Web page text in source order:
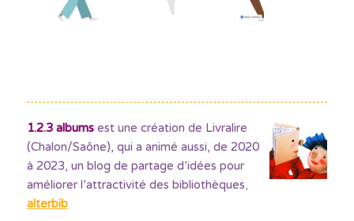
1.2.3 albumsest une création de Livralire
(Chalon/Saône), qui a animé aussi, de 2020
à 2023, un blog de partage d’idées pour
améliorer l’attractivité des bibliothèques,
alterbib